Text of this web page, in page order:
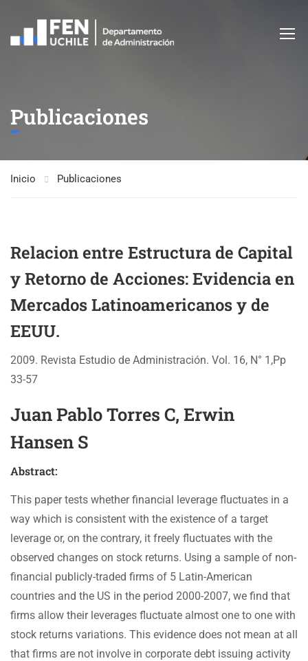
Publicaciones
Inicio Publicaciones
Relacion entre Estructura de Capital
y Retorno de Acciones: Evidencia en
Mercados Latinoamericanos y de
EEUU.
2009. Revista Estudio de Administración. Vol. 16, N° 1,Pp
33-57
Juan Pablo Torres C, Erwin
Hansen S
Abstract:
This paper tests whether financial leverage fluctuates in a
way which is consistent with the existence of a target
leverage or, on the contrary, it freely fluctuates with the
observed changes on stock returns. Using a sample of non-
financial publicly-traded firms of 5 Latin-American
countries and the US in the period 2000-2007, we find that
firms allow their leverages fluctuate almost one to one with
stock returns variations. This evidence does not mean at all
that firms are not involve in corporate debt issuing activity